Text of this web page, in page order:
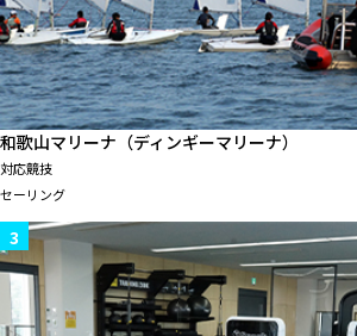
和歌山マリーナ（ディンギーマリーナ）
対応競技
セーリング
3